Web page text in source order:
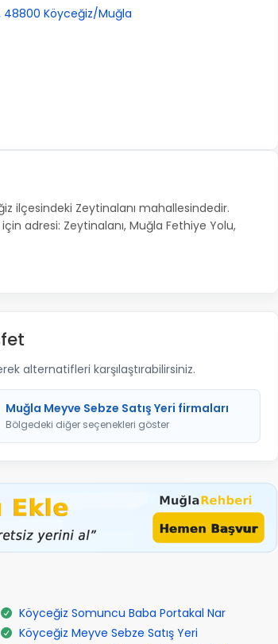
48800 Köyceğiz/Muğla
ilçesindeki Zeytinalanı mahallesindedir.
adresi: Zeytinalanı, Muğla Fethiye Yolu,
alternatifleri karşılaştırabilirsiniz.
Muğla Meyve Sebze Satış Yeri firmaları
Bölgedeki diğer seçenekleri göster
Köyceğiz Somuncu Baba Portakal Nar
Köyceğiz Meyve Sebze Satış Yeri